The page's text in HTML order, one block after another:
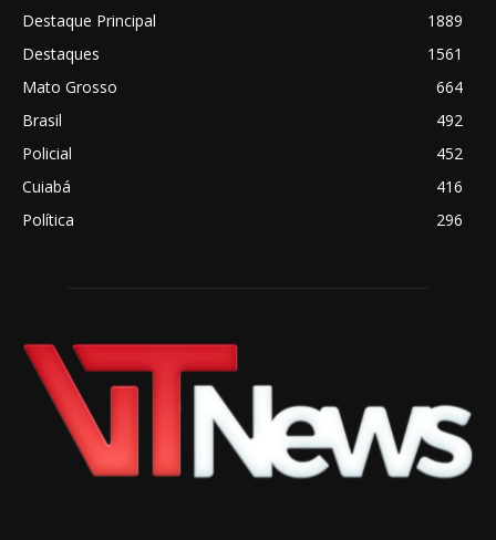
Destaque Principal
1889
Destaques
1561
Mato Grosso
664
Brasil
492
Policial
452
Cuiabá
416
Política
296